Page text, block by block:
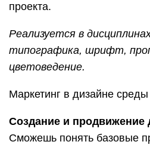
проекта.
Реализуется в
типографика, шрифт,
цветоведение.
Маркетинг в дизайне среды
Создание и продвижение
Сможешь понять базовые